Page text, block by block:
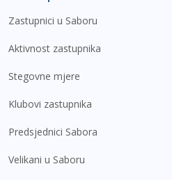
Zastupnici u Saboru
Aktivnost zastupnika
Stegovne mjere
Klubovi zastupnika
Predsjednici Sabora
Velikani u Saboru